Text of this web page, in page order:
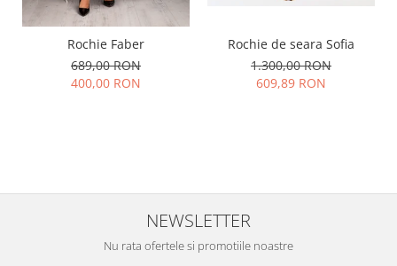
Rochie Faber
689,00 RON
400,00 RON
Rochie de seara Sofia
1.300,00 RON
609,89 RON
NEWSLETTER
Nu rata ofertele si promotiile noastre